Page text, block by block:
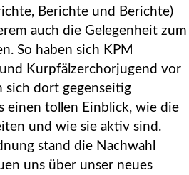
Berichte und Berichte)
auch die Gelegenheit zum
So haben sich KPM
und Kurpfälzerchorjugend vor
sich dort gegenseitig
einen tollen Einblick, wie die
und wie sie aktiv sind.
stand die Nachwahl
uns über unser neues